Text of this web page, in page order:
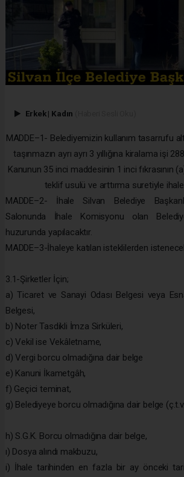
Erkek | Kadın
MADDE–1- Belediyemizin kullanım tasarrufu
taşınmazın ayrı ayrı 3 yıllığına kiralama işi
Kanunun 35 inci maddesinin 1 inci fıkrasının
teklif usulü ve arttırma suretiyle
MADDE–2- İhale Silvan Belediye
Salonunda İhale Komisyonu olan
huzurunda yapılacaktır.
MADDE–3-İhaleye katılan isteklilerden
3.1-Şirketler İçin;
a) Ticaret ve Sanayi Odası Belgesi veya
Belgesi,
b) Noter Tasdikli İmza Sirküleri,
c) Vekil ise Vekâletname,
d) Vergi borcu olmadığına dair belge
e) Kanuni İkametgâh,
f) Geçici teminat,
g) Belediyeye borcu olmadığına dair belge
h) S.G.K. Borcu olmadığına dair belge,
ı) Dosya alındı makbuzu,
i) İhale tarihinden en fazla bir ay önceki